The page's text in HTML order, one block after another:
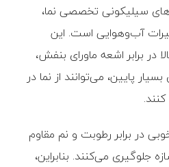
سیلیکونی تخصصی نما،
آب‌و‌هوایی است. این
برابر اشعه ماورای بنفش،
پایین، می‌توانند از نما در
در برابر رطوبت و نم مقاوم
جلوگیری می‌کنند. بنابراین،